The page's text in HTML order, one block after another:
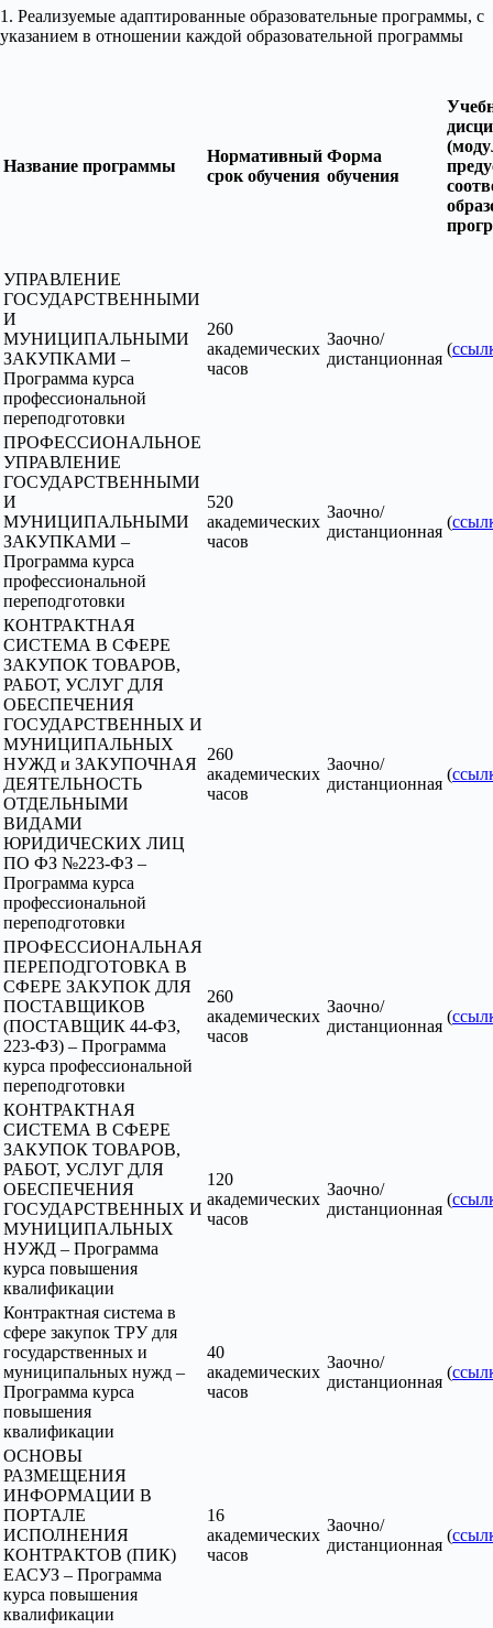
1. Реализуемые адаптированные образовательные программы, с
указанием в отношении каждой образовательной программы
Название программы
Нормативный
срок обучения
Форма
обучения
УПРАВЛЕНИЕ
ГОСУДАРСТВЕННЫМИ
И
МУНИЦИПАЛЬНЫМИ
ЗАКУПКАМИ –
Программа курса
профессиональной
переподготовки
260
академических
часов
Заочно/
дистанционная
(
ПРОФЕССИОНАЛЬНОЕ
УПРАВЛЕНИЕ
ГОСУДАРСТВЕННЫМИ
И
МУНИЦИПАЛЬНЫМИ
ЗАКУПКАМИ –
Программа курса
профессиональной
переподготовки
520
академических
часов
Заочно/
дистанционная
(
КОНТРАКТНАЯ
СИСТЕМА В СФЕРЕ
ЗАКУПОК ТОВАРОВ,
РАБОТ, УСЛУГ ДЛЯ
ОБЕСПЕЧЕНИЯ
ГОСУДАРСТВЕННЫХ И
МУНИЦИПАЛЬНЫХ
НУЖД и ЗАКУПОЧНАЯ
ДЕЯТЕЛЬНОСТЬ
ОТДЕЛЬНЫМИ
ВИДАМИ
ЮРИДИЧЕСКИХ ЛИЦ
ПО ФЗ №223-ФЗ –
Программа курса
профессиональной
переподготовки
260
академических
часов
Заочно/
дистанционная
(
ПРОФЕССИОНАЛЬНАЯ
ПЕРЕПОДГОТОВКА В
СФЕРЕ ЗАКУПОК ДЛЯ
ПОСТАВЩИКОВ
(ПОСТАВЩИК 44-ФЗ,
223-ФЗ) – Программа
курса профессиональной
переподготовки
260
академических
часов
Заочно/
дистанционная
(
КОНТРАКТНАЯ
СИСТЕМА В СФЕРЕ
ЗАКУПОК ТОВАРОВ,
РАБОТ, УСЛУГ ДЛЯ
ОБЕСПЕЧЕНИЯ
ГОСУДАРСТВЕННЫХ И
МУНИЦИПАЛЬНЫХ
НУЖД – Программа
курса повышения
квалификации
120
академических
часов
Заочно/
дистанционная
(
Контрактная система в
сфере закупок ТРУ для
государственных и
муниципальных нужд –
Программа курса
повышения
квалификации
40
академических
часов
Заочно/
дистанционная
(
ОСНОВЫ
РАЗМЕЩЕНИЯ
ИНФОРМАЦИИ В
ПОРТАЛЕ
ИСПОЛНЕНИЯ
КОНТРАКТОВ (ПИК)
ЕАСУЗ – Программа
курса повышения
квалификации
16
академических
часов
Заочно/
дистанционная
(